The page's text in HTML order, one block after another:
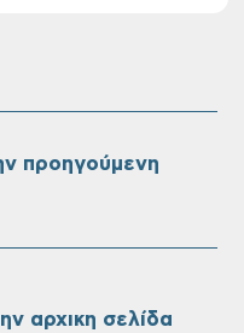
ΣΟΧ 3/2026 του
με σχέση
προηγούμενη
αρχικη σελίδα